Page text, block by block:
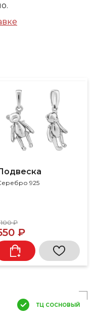
925
100 ₽
₽
ТЦ СОСНОВЫЙ